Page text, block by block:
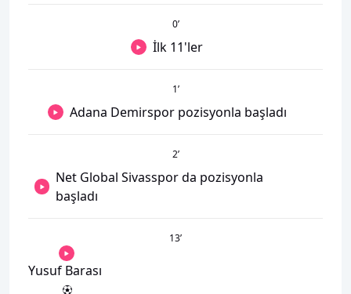
0’
İlk 11'ler
1’
Adana Demirspor pozisyonla başladı
2’
Net Global Sivasspor da pozisyonla
başladı
13’
Yusuf Barası